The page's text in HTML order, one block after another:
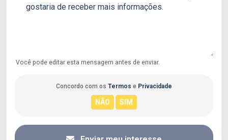
Você pode editar esta mensagem antes de enviar.
Concordo com os Termos e Privacidade